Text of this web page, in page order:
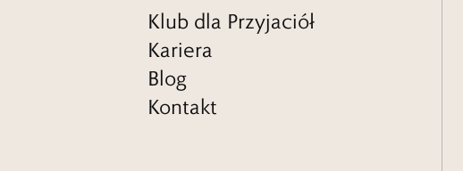
Klub dla Przyjaciół
Kariera
Blog
Kontakt